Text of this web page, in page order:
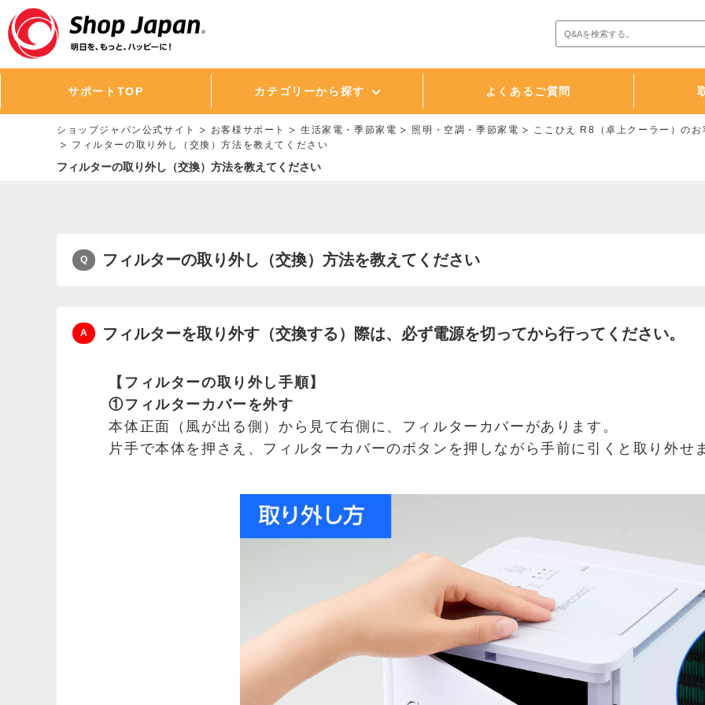
サポートTOP カテゴリーから探す よくあるご質問
ショップジャパン公式サイト お客様サポート 生活家電・季節家電 照明・空調・季節家電
ここひえ R8（卓上クーラー）のお
フィルターの取り外し（交換）方法を教えてください
フィルターの取り外し（交換）方法を教えてください
フィルターの取り外し（交換）方法を教えてください
フィルターを取り外す（交換する）際は、必ず電源を切ってから行ってください。
【フィルターの取り外し手順】
①フィルターカバーを外す
本体正面（風が出る側）から見て右側に、フィルターカバーがあります。
片手で本体を押さえ、フィルターカバーのボタンを押しながら手前に引くと取り外せ